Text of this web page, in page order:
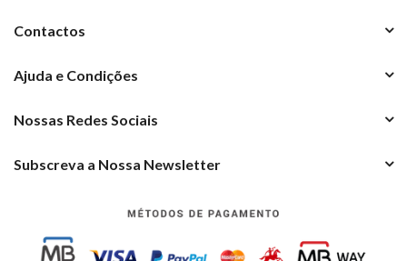
Contactos
Ajuda e Condições
Nossas Redes Sociais
Subscreva a Nossa Newsletter